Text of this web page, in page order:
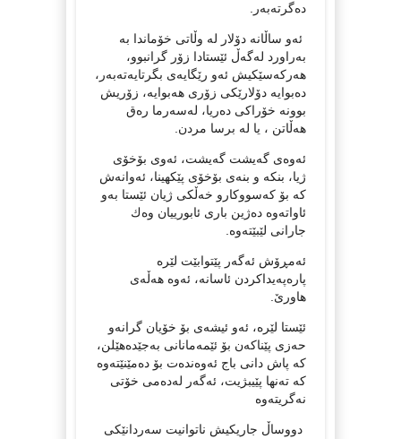
دەگرتەبەر.
ئەو ساڵانە دۆلار لە وڵاتی خۆماندا بە
بەراورد لەگەڵ ئێستادا زۆر گرانبوو،
هەرکەسێکیش ئەو رێگایەی بگرتایەتەبەر،
دەبوایە دۆلارێکی زۆری هەبوایە، زۆریش
بوونە خۆراکی دەریا، لەسەرما رەق
هەڵاتن ، یا لە برسا مردن.
ئەوەی گەیشت گەیشت، ئەوی بۆخۆی
ژیا، بنکە و بنەی بۆخۆی پێکهینا، ئەوانەش
کە بۆ کەسووکارو خەڵکی ژیان ئێستا بەو
ئاواتەوە دەژین باری ئابورییان وەك
جارانی لێبێتەوە.
ئەمڕۆش ئەگەر پێتوابێت لێرە
پارەپەیداکردن ئاسانە، ئەوە هەڵەی
هاورێ.
ئێستا لێرە، ئەو ئیشەی بۆ خۆیان گرانەو
حەزی پێناکەن بۆ ئێمەمانانی بەجێدەهێلن،
کە پاش دانی باج ئەوەندەت بۆ دەمێنێتەوە
کە تەنها پێیبژیت، ئەگەر لەدەمی خۆتی
نەگریتەوە
دووساڵ جاریکیش ناتوانیت سەردانێکی